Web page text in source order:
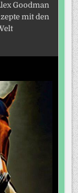
Goodman
mit den